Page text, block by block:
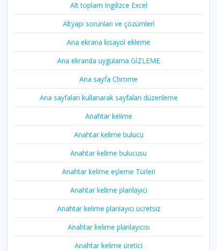
Alt toplam İngilizce Excel
Altyapı sorunları ve çözümleri
Ana ekrana kısayol ekleme
Ana ekranda uygulama GİZLEME
Ana sayfa Chrome
Ana sayfaları kullanarak sayfaları düzenleme
Anahtar kelime
Anahtar kelime bulucu
Anahtar kelime bulucusu
Anahtar kelime eşleme Türleri
Anahtar kelime planlayıcı
Anahtar kelime planlayıcı ücretsiz
Anahtar kelime planlayıcısı
Anahtar kelime üretici